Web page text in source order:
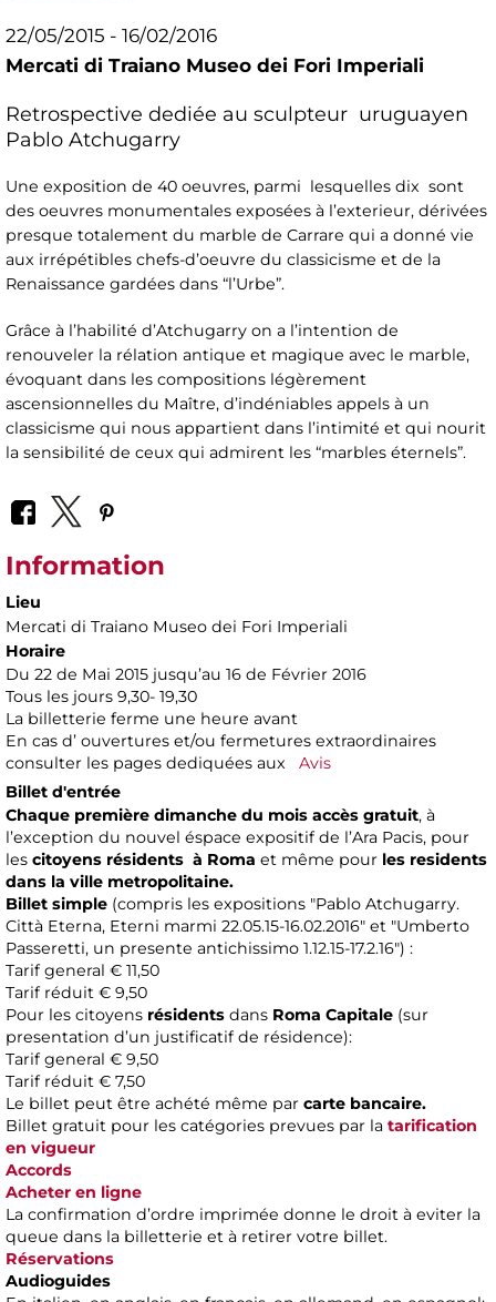
22/05/2015 - 16/02/2016
Mercati di Traiano Museo dei Fori Imperiali
Retrospective dediée au sculpteur uruguayen
Pablo Atchugarry
Une exposition de 40 oeuvres, parmi lesquelles dix sont
des oeuvres monumentales exposées à l’exterieur, dérivées
presque totalement du marble de Carrare qui a donné vie
aux irrépétibles chefs-d’oeuvre du classicisme et de la
Renaissance gardées dans “l’Urbe”.
Grâce à l’habilité d’Atchugarry on a l’intention de
renouveler la rélation antique et magique avec le marble,
évoquant dans les compositions légèrement
ascensionnelles du Maître, d’indéniables appels à un
classicisme qui nous appartient dans l’intimité et qui nourit
la sensibilité de ceux qui admirent les “marbles éternels”.
Information
Lieu
Mercati di Traiano Museo dei Fori Imperiali
Horaire
Du 22 de Mai 2015 jusqu’au 16 de Février 2016
Tous les jours 9,30- 19,30
La billetterie ferme une heure avant
En cas d’ ouvertures et/ou fermetures extraordinaires
consulter les pages dediquées aux Avis
Billet d'entrée
Chaque première dimanche du mois accès gratuit, à
l’exception du nouvel éspace expositif de l’Ara Pacis, pour
les citoyens résidents à Roma et même pour les residents
dans la ville metropolitaine.
Billet simple (compris les expositions "Pablo Atchugarry.
Città Eterna, Eterni marmi 22.05.15-16.02.2016" et "Umberto
Passeretti, un presente antichissimo 1.12.15-17.2.16") :
Tarif general € 11,50
Tarif réduit € 9,50
Pour les citoyens résidents dans Roma Capitale (sur
presentation d’un justificatif de résidence):
Tarif general € 9,50
Tarif réduit € 7,50
Le billet peut être achété même par carte bancaire.
Billet gratuit pour les catégories prevues par la tarification
en vigueur
Accords
Acheter en ligne
La confirmation d’ordre imprimée donne le droit à eviter la
queue dans la billetterie et à retirer votre billet.
Réservations
Audioguides